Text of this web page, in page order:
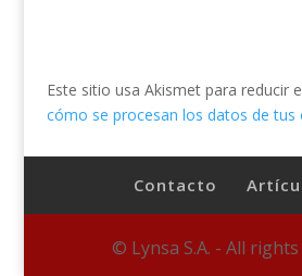
Este sitio usa Akismet para reducir
cómo se procesan los datos de tus
Contacto
© Lynsa S.A. - All